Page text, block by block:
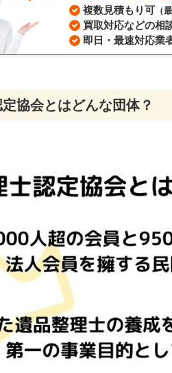
複数見積もり可 （
買取対応などの相
即日・最速対応業
協会とはどんな団体？